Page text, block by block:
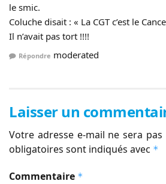
le smic.
Coluche disait : « La CGT c’est le
Il n’avait pas tort !!!!
Répondre moderated
Laisser un
Votre adresse e-mail ne sera pas
obligatoires sont indiqués avec *
Commentaire *